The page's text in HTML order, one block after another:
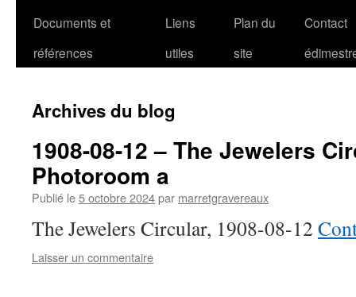
Documents et
références
Liens
utiles
Plan du
site
Contact
Archives du blog
1908-08-12 – The Jewelers
Photoroom a
Publié le5 octobre 2024par marretgravereaux
The Jewelers Circular, 1908-08-12
Laisser un commentaire